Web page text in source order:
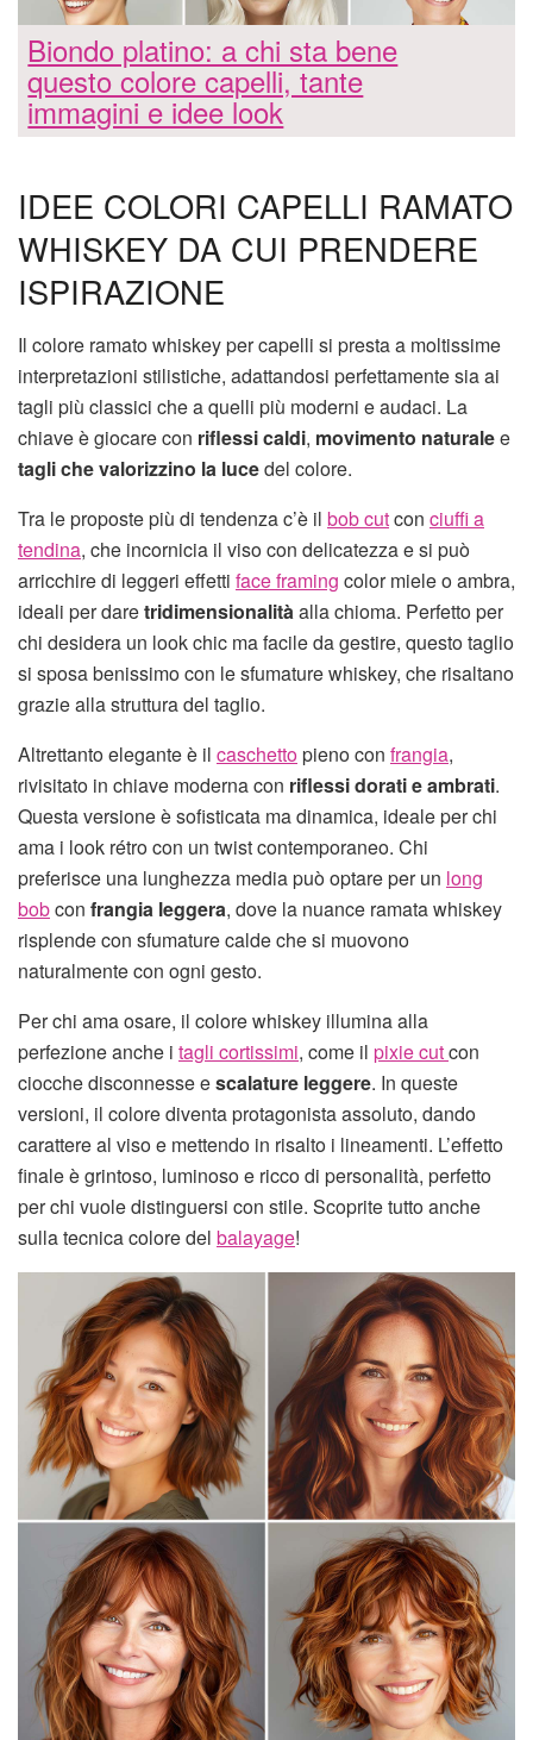
Biondo platino: a chi sta bene
questo colore capelli, tante
immagini e idee look
IDEE COLORI CAPELLI RAMATO
WHISKEY DA CUI PRENDERE
ISPIRAZIONE
Il colore ramato whiskey per capelli si presta a moltissime
interpretazioni stilistiche, adattandosi perfettamente sia ai
tagli più classici che a quelli più moderni e audaci. La
chiave è giocare con riflessi caldi, movimento naturalee
tagli che valorizzino la lucedel colore.
Tra le proposte più di tendenza c’è il bob cutcon ciuffi a
tendina, che incornicia il viso con delicatezza e si può
arricchire di leggeri effetti face framing color miele o ambra,
ideali per daretridimensionalitàalla chioma. Perfetto per
chi desidera un look chic ma facile da gestire, questo taglio
si sposa benissimo con le sfumature whiskey, che risaltano
grazie alla struttura del taglio.
Altrettanto elegante è il caschettopieno con frangia,
rivisitato in chiave moderna con riflessi dorati e ambrati.
Questa versione è sofisticata ma dinamica, ideale per chi
ama i look rétro con un twist contemporaneo. Chi
preferisce una lunghezza media può optare per un long
bobcon frangia leggera, dove la nuance ramata whiskey
risplende con sfumature calde che si muovono
naturalmente con ogni gesto.
Per chi ama osare, il colore whiskey illumina alla
perfezione anche i tagli cortissimi, come il pixie cutcon
ciocche disconnesse escalature leggere. In queste
versioni, il colore diventa protagonista assoluto, dando
carattere al viso e mettendo in risalto i lineamenti. L’effetto
finale è grintoso, luminoso e ricco di personalità, perfetto
per chi vuole distinguersi con stile. Scoprite tutto anche
sulla tecnica colore del balayage!